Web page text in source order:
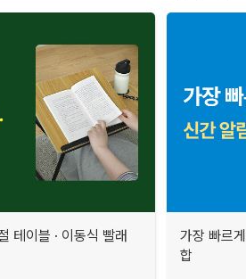
테이블 · 이동식 빨래
가장 빠르
합